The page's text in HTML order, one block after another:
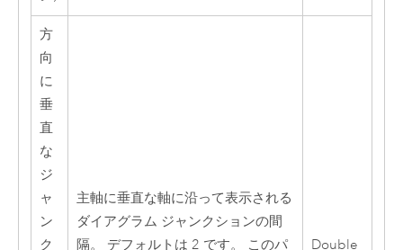
方
向
に
垂
直
な
ジ
ャ
ン
ク
主軸に垂直な軸に沿って表示される
ダイアグラム ジャンクションの間
隔。 デフォルトは 2 です。 このパ
Double